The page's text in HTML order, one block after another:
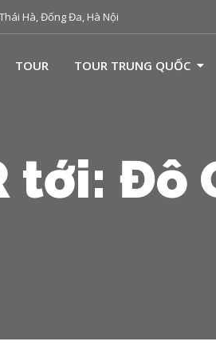
Hà, Đống Đa, Hà Nội
TOUR TOUR TRUNG QUỐC
tới: Đô